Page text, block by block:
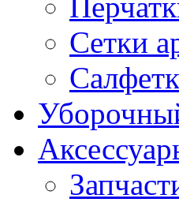
Сетки